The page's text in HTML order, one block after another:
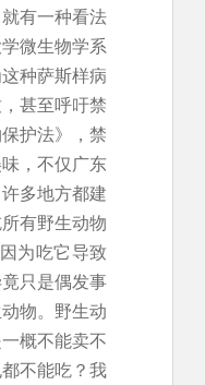
有一种看法
微生物学系
种萨斯样病
甚至呼吁禁
护法》，禁
，不仅广东
多地方都建
有野生动物
为吃它导致
只是偶发事
物。野生动
概不能卖不
不能吃？我